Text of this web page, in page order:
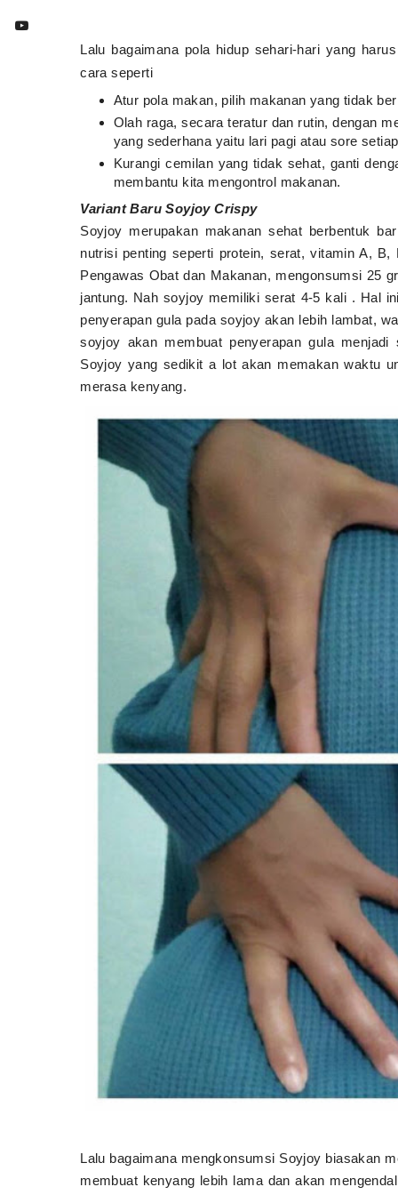
Lalu bagaimana pola hidup sehari-hari yang
cara seperti
Atur pola makan, pilih makanan yang tidak
Olah raga, secara teratur dan rutin, dengan
yang sederhana yaitu lari pagi atau sore
Kurangi cemilan yang tidak sehat, ganti
membantu kita mengontrol makanan.
Variant Baru Soyjoy Crispy
Soyjoy merupakan makanan sehat berbentuk
nutrisi penting seperti protein, serat, vitamin A,
Pengawas Obat dan Makanan, mengonsumsi 25
jantung. Nah soyjoy memiliki serat 4-5 kali . Hal
penyerapan gula pada soyjoy akan lebih lambat,
soyjoy akan membuat penyerapan gula
Soyjoy yang sedikit a lot akan memakan waktu
merasa kenyang.
Lalu bagaimana mengkonsumsi Soyjoy biasakan
membuat kenyang lebih lama dan akan